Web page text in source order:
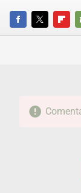
FACEBOOKTWITTER